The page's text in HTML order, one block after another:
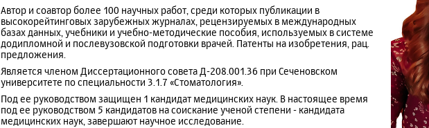
Автор и соавтор более 100 научных работ, среди которых публикации в
высокорейтинговых зарубежных журналах, рецензируемых в международных
базах данных, учебники и учебно-методические пособия, используемых в системе
додипломной и послевузовской подготовки врачей. Патенты на изобретения, рац.
предложения.
Является членом Диссертационного совета Д-208.001.36 при Сеченовском
университете по специальности 3.1.7 «Стоматология».
Под ее руководством защищен 1 кандидат медицинских наук. В настоящее время
под ее руководством 5 кандидатов на соискание ученой степени - кандидата
медицинских наук, завершают научное исследование.